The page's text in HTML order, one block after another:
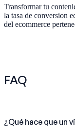
Transformar tu
la tasa de conversion
del ecommerce
FAQ
¿Qué hace que un